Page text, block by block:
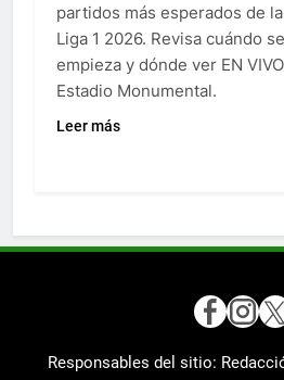
partidos más esperados de
Liga 1 2026. Revisa cuándo
empieza y dónde ver EN
Estadio Monumental.
Leer más
Responsables del sitio: